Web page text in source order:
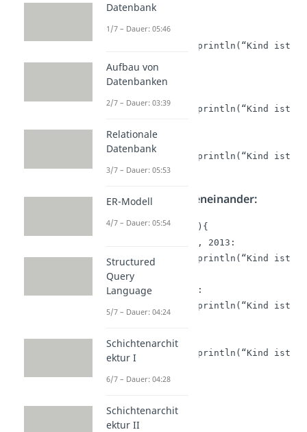
    case 2012:
    case 2013:
	break;
    case 2014:
	System.out.println(“Kind ist in Gruppe B“);
    default:
Mehrere Cases nebeneinander:
switch (geburtsjahr){
    case 2011, 2012, 2013:
	System.out.println(“Kind ist in Gruppe A“);
	break;
    case 2014, 2015:
	System.out.println(“Kind ist in keiner Gruppe“);
Datenbank
1/7 – Dauer: 05:46
Aufbau von
Datenbanken
2/7 – Dauer: 03:39
Relationale
Datenbank
3/7 – Dauer: 05:53
ER-Modell
4/7 – Dauer: 05:54
Structured
Query
Language
5/7 – Dauer: 04:24
Schichtenarchit
ektur I
6/7 – Dauer: 04:28
Schichtenarchit
ektur II